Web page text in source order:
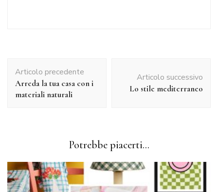
articolo
Articolo precedente
Arreda la tua casa con i
materiali naturali
Articolo successivo
Lo stile mediterraneo
Potrebbe piacerti...